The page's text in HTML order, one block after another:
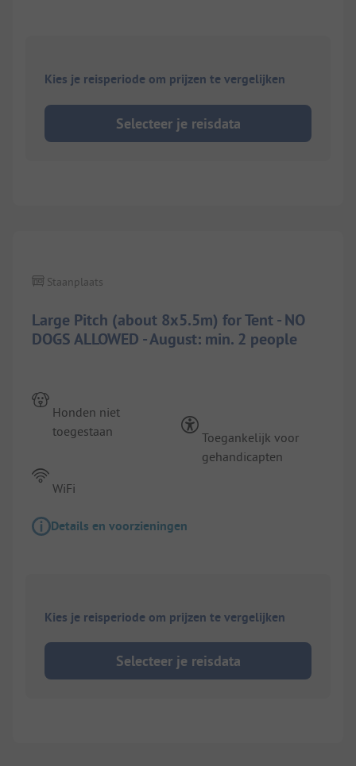
Kies je reisperiode om prijzen te vergelijken
Selecteer je reisdata
Large Pitch (about 8x5.5m) for Tent - NO
DOGS ALLOWED - August: min. 2 people
Staanplaats
Honden niet
toegestaan
WiFi
Toegankelijk voor
gehandicapten
Details en voorzieningen
Kies je reisperiode om prijzen te vergelijken
Selecteer je reisdata